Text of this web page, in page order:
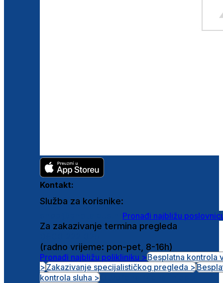
Kontakt:
Služba za korisnike:
Pronađi najbližu
Za zakazivanje termina pregleda
(radno vrijeme: pon-pet, 8-16h)
Pronađi najbližu polikliniku >Besplatna kontrola
>Zakazivanje specijalističkog pregleda >
kontrola sluha >